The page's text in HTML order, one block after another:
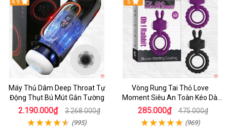
Hot
4.9
Máy Thủ Dâm Deep Throat Tự
Động Thụt Bú Mút Gắn Tường
2.190.000₫ 3.268.000₫
(995)
5
Vòng Rung Tai Thỏ Love
Moment Siêu An Toàn Kéo Dài
Thời Gian
285.000₫ 475.000₫
(969)